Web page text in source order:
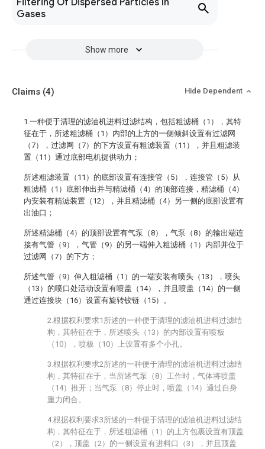
Filtering Of Dispersed Particles In
Gases
Show more
Claims (4) Hide Dependent
1.一种便于清理的滤油机进料过滤结构，包括粗滤桶（1），其特
征在于，所述粗滤桶（1）内部的上方的一侧倾斜设置有过滤网
（7），过滤网（7）的下方设置有粗滤装置（11），并且粗滤装
置（11）通过底部电机提供动力；
所述粗滤装置（11）的底部设置有连接管（5），连接管（5）从
粗滤桶（1）底部伸出并与精滤桶（4）的顶部连接，精滤桶（4）
内安装有精滤装置（12），并且精滤桶（4）另一侧的底部设置有
出油口；
所述精滤桶（4）的顶部设置有气泵（8），气泵（8）的输出端连
接有气管（9），气管（9）的另一端伸入粗滤桶（1）内部并位于
过滤网（7）的下方；
所述气管（9）伸入粗滤桶（1）的一端安装有喷头（13），喷头
（13）的喷口处活动设置有喷盖（14），并且喷盖（14）的一侧
通过连接块（16）设置有旋转铰链（15）。
2.根据权利要求1所述的一种便于清理的滤油机进料过滤结
构，其特征在于，所述喷头（13）的内部设置有喷板
（10），喷板（10）上设置有多个小孔。
3.根据权利要求2所述的一种便于清理的滤油机进料过滤结
构，其特征在于，当所述气泵（8）工作时，气体将喷盖
（14）推开；当气泵（8）停止时，喷盖（14）通过自身
重力闭合。
4.根据权利要求3所述的一种便于清理的滤油机进料过滤结
构，其特征在于，所述粗滤桶（1）的上方包裹设置有顶盖
（2），顶盖（2）的一侧设置有进料口（3），并且顶盖